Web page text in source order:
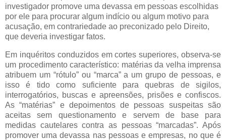
investigador promove uma devassa em pessoas escolhidas
por ele para procurar algum indício ou algum motivo para
acusação, em contrariedade ao preconizado pelo Direito,
que deveria investigar fatos.
Em inquéritos conduzidos em cortes superiores, observa-se
um procedimento característico: matérias da velha imprensa
atribuem um “rótulo” ou “marca” a um grupo de pessoas, e
isso é tido como suficiente para quebras de sigilos,
interrogatórios, buscas e apreensões, prisões e confiscos.
As “matérias” e depoimentos de pessoas suspeitas são
aceitas sem questionamento e servem de base para
medidas cautelares contra as pessoas “marcadas”. Após
promover uma devassa nas pessoas e empresas, no que é